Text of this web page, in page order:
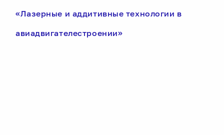
«Лазерные и аддитивные технологии в
авиадвигателестроении»